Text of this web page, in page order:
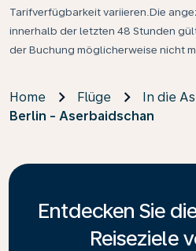
Tarifverfügbarkeit variieren.Die
innerhalb der letzten 48 Stunden
der Buchung möglicherweise nicht
Home Flüge
In die
Berlin - Aserbaidschan
Entdecken Sie
Reiseziele